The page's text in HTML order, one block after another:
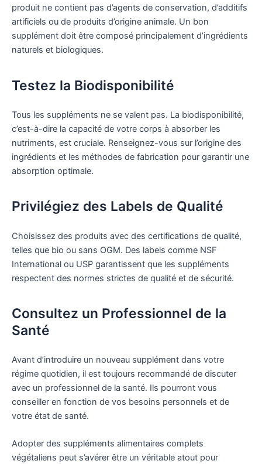
produit ne contient pas d’agents de conservation, d’additifs
artificiels ou de produits d’origine animale. Un bon
supplément doit être composé principalement d’ingrédients
naturels et biologiques.
Testez la Biodisponibilité
Tous les suppléments ne se valent pas. La biodisponibilité,
c’est-à-dire la capacité de votre corps à absorber les
nutriments, est cruciale. Renseignez-vous sur l’origine des
ingrédients et les méthodes de fabrication pour garantir une
absorption optimale.
Privilégiez des Labels de Qualité
Choisissez des produits avec des certifications de qualité,
telles que bio ou sans OGM. Des labels comme NSF
International ou USP garantissent que les suppléments
respectent des normes strictes de qualité et de sécurité.
Consultez un Professionnel de la
Santé
Avant d’introduire un nouveau supplément dans votre
régime quotidien, il est toujours recommandé de discuter
avec un professionnel de la santé. Ils pourront vous
conseiller en fonction de vos besoins personnels et de
votre état de santé.
Adopter des suppléments alimentaires complets
végétaliens peut s’avérer être un véritable atout pour